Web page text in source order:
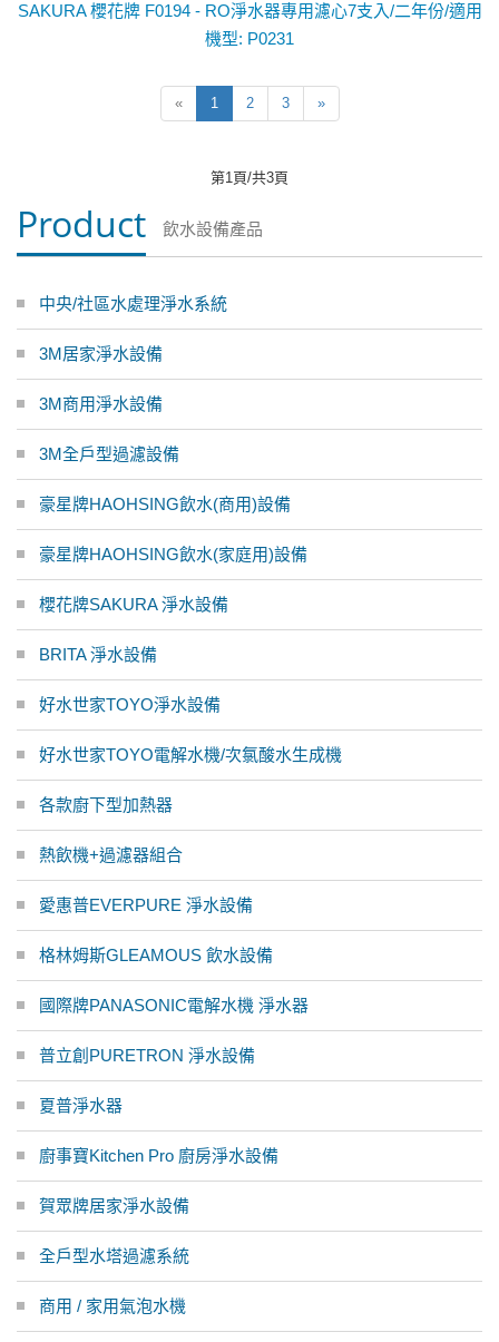
SAKURA 櫻花牌 F0194 - RO淨水器專用濾心7支入/二年份/適用
機型: P0231
« 1 2 3 »
第1頁/共3頁
Product 飲水設備產品
中央/社區水處理淨水系統
3M居家淨水設備
3M商用淨水設備
3M全戶型過濾設備
豪星牌HAOHSING飲水(商用)設備
豪星牌HAOHSING飲水(家庭用)設備
櫻花牌SAKURA 淨水設備
BRITA 淨水設備
好水世家TOYO淨水設備
好水世家TOYO電解水機/次氯酸水生成機
各款廚下型加熱器
熱飲機+過濾器組合
愛惠普EVERPURE 淨水設備
格林姆斯GLEAMOUS 飲水設備
國際牌PANASONIC電解水機 淨水器
普立創PURETRON 淨水設備
夏普淨水器
廚事寶Kitchen Pro 廚房淨水設備
賀眾牌居家淨水設備
全戶型水塔過濾系統
商用 / 家用氣泡水機